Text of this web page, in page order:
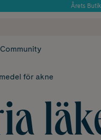
Årets
Använd kod:
frakt
för akne